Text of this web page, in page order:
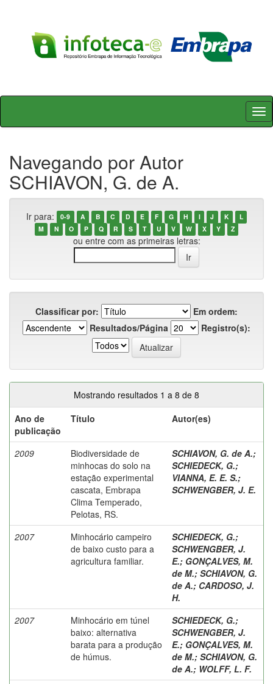
Skip
Navegando por Autor
SCHIAVON, G. de A.
Ir para: 0-9 A B C D E F G H I J K
L
M
N O P Q R S T U V W X Y Z
ou entre com as primeiras letras:
Classificar por:
Em ordem:
Resultados/Página
Registro(s):
Mostrando resultados 1 a 8 de 8
Ano de
publicação
Título Autor(es)
2009
Biodiversidade de
minhocas do solo na
estação experimental
cascata, Embrapa
Clima Temperado,
Pelotas, RS.
SCHIAVON, G. de A.;
SCHIEDECK, G.;
VIANNA, E. E. S.;
SCHWENGBER, J. E.
2007
Minhocário campeiro
de baixo custo para a
agricultura familiar.
SCHIEDECK, G.;
SCHWENGBER, J.
E.; GONÇALVES, M.
de M.; SCHIAVON, G.
de A.; CARDOSO, J.
H.
2007
Minhocário em túnel
baixo: alternativa
barata para a produção
de húmus.
SCHIEDECK, G.;
SCHWENGBER, J.
E.; GONÇALVES, M.
de M.; SCHIAVON, G.
de A.; WOLFF, L. F.